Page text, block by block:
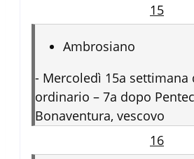
15
Ambrosiano
- Mercoledì 15a settimana
ordinario – 7a dopo
Bonaventura, vescovo
16